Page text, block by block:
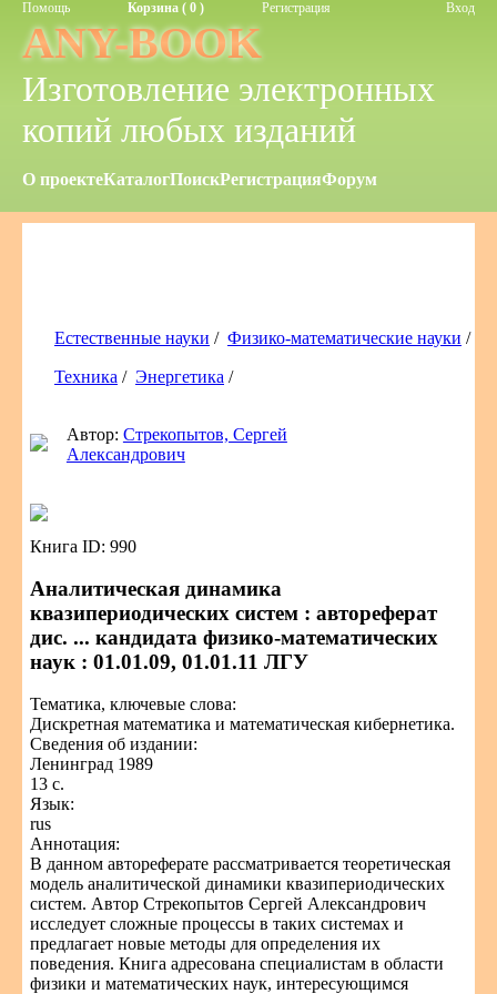
Помощь Корзина ( 0 ) Регистрация Вход
ANY-BOOK
Изготовление электронных
копий любых изданий
О проектеКаталогПоискРегистрацияФорум
Естественные науки / Физико-математические науки /
Техника / Энергетика /
Автор: Стрекопытов, Сергей
Александрович
Книга ID: 990
Аналитическая динамика
квазипериодических систем : автореферат
дис. ... кандидата физико-математических
наук : 01.01.09, 01.01.11 ЛГУ
Тематика, ключевые слова:
Дискретная математика и математическая кибернетика.
Сведения об издании:
Ленинград 1989
13 с.
Язык:
rus
Аннотация:
В данном автореферате рассматривается теоретическая
модель аналитической динамики квазипериодических
систем. Автор Стрекопытов Сергей Александрович
исследует сложные процессы в таких системах и
предлагает новые методы для определения их
поведения. Книга адресована специалистам в области
физики и математических наук, интересующимся